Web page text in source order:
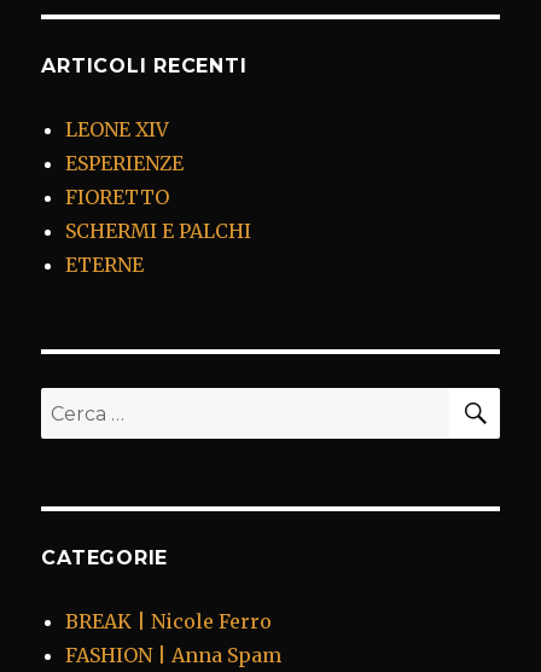
ARTICOLI RECENTI
LEONE XIV
ESPERIENZE
FIORETTO
SCHERMI E PALCHI
ETERNE
Cerca:
CATEGORIE
BREAK | Nicole Ferro
FASHION | Anna Spam